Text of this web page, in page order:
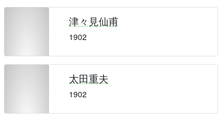
津々見仙甫
1902
太田重夫
1902